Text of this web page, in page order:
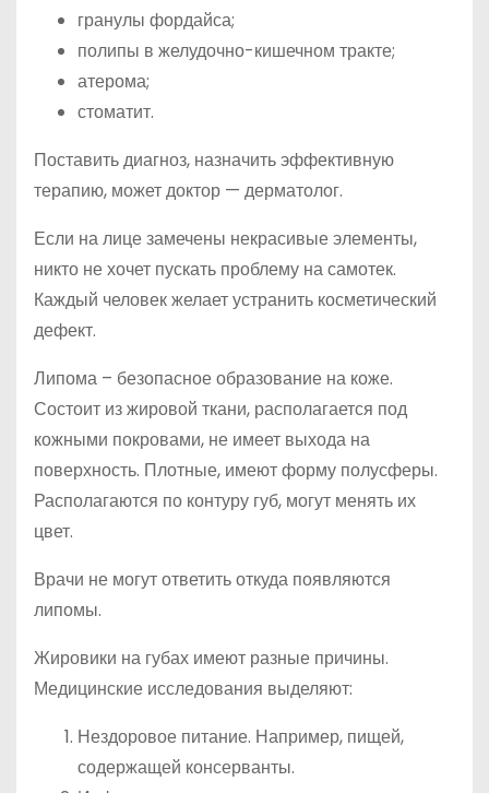
гранулы фордайса;
полипы в желудочно-кишечном тракте;
атерома;
стоматит.
Поставить диагноз, назначить эффективную
терапию, может доктор — дерматолог.
Если на лице замечены некрасивые элементы,
никто не хочет пускать проблему на самотек.
Каждый человек желает устранить косметический
дефект.
Липома – безопасное образование на коже.
Состоит из жировой ткани, располагается под
кожными покровами, не имеет выхода на
поверхность. Плотные, имеют форму полусферы.
Располагаются по контуру губ, могут менять их
цвет.
Врачи не могут ответить откуда появляются
липомы.
Жировики на губах имеют разные причины.
Медицинские исследования выделяют:
Нездоровое питание. Например, пищей,
содержащей консерванты.